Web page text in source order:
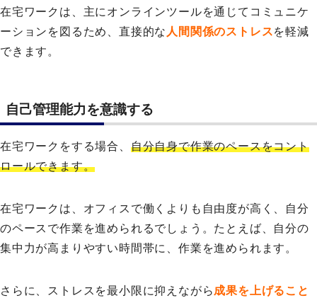
在宅ワークは、主にオンラインツールを通じてコミュニケ
ーションを図るため、直接的な 人間関係のストレスを軽減
できます。
自己管理能力を意識する
在宅ワークをする場合、 自分自身で作業のペースをコント
ロールできます。
在宅ワークは、オフィスで働くよりも自由度が高く、自分
のペースで作業を進められるでしょう。たとえば、自分の
集中力が高まりやすい時間帯に、作業を進められます。
さらに、ストレスを最小限に抑えながら成果を上げること